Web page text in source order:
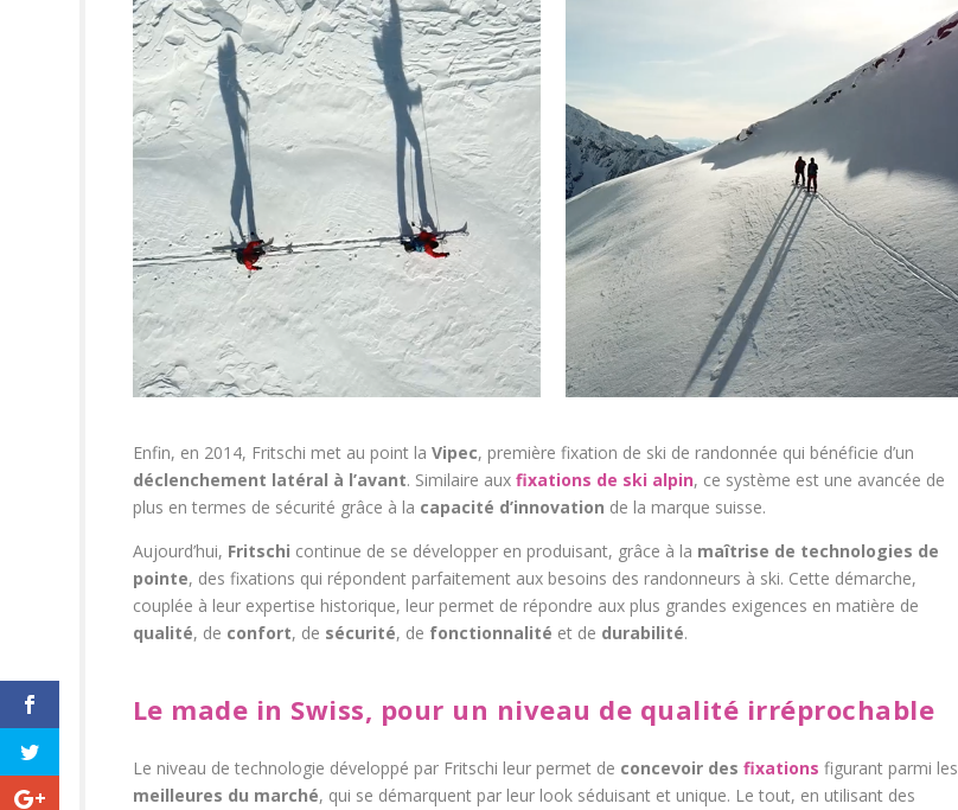
Enfin, en 2014, Fritschi met au point la Vipec, première fixation de ski de randonnée qui bénéficie d’un
déclenchement latéral à l’avant. Similaire aux fixations de ski alpin, ce système est une avancée de
plus en termes de sécurité grâce à la capacité d’innovation de la marque suisse.
Aujourd’hui, Fritschi continue de se développer en produisant, grâce à la maîtrise de technologies de
pointe, des fixations qui répondent parfaitement aux besoins des randonneurs à ski. Cette démarche,
couplée à leur expertise historique, leur permet de répondre aux plus grandes exigences en matière de
qualité, de confort, de sécurité, de fonctionnalité et de durabilité.
Le made in Swiss, pour un niveau de qualité irréprochable
Le niveau de technologie développé par Fritschi leur permet de concevoir des fixations figurant parmi les
meilleures du marché, qui se démarquent par leur look séduisant et unique. Le tout, en utilisant des